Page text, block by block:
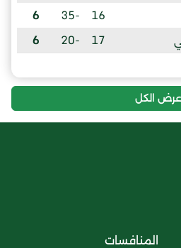
16
-35
6
17
-20
6
عرض الكل
المنافسات